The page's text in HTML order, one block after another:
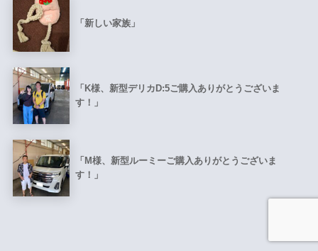
「新しい家族」
「K様、新型デリカD:5ご購入ありがとうございま
す！」
「M様、新型ルーミーご購入ありがとうございま
す！」